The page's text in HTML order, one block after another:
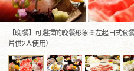
【晩餐】可選擇的晚餐形象※左起日式套
片供2人使用）